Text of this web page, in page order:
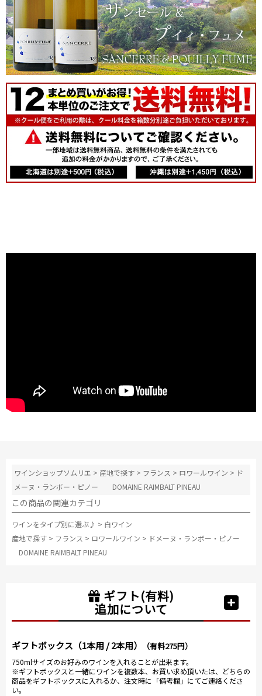
ワインショップソムリエ > 産地で探す > フランス > ロワールワイン > ド
メーヌ・ランボー・ピノー DOMAINE RAIMBALT PINEAU
この商品の関連カテゴリ
ワインをタイプ別に選ぶ♪ > 白ワイン
産地で探す > フランス > ロワールワイン > ドメーヌ・ランボー・ピノー
DOMAINE RAIMBALT PINEAU
ギフト(有料)
追加について
ギフトボックス（1本用 / 2本用） （有料275円）
750mlサイズのお好みのワインを入れることが出来ます。
※ギフトボックスと一緒にワインを複数本、お買い求め頂いたは、どちらの
商品をギフトボックスに入れるか、注文時に「備考欄」にてご連絡くださ
い。